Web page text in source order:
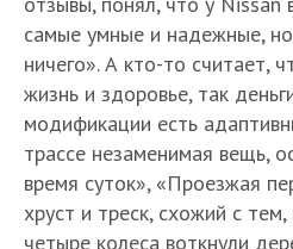
самые умные и надежные,
ничего». А кто-то считает,
жизнь и здоровье, так
модификации есть
трассе незаменимая вещь,
время суток», «Проезжая
хруст и треск, схожий с
четыре колеса воткнули